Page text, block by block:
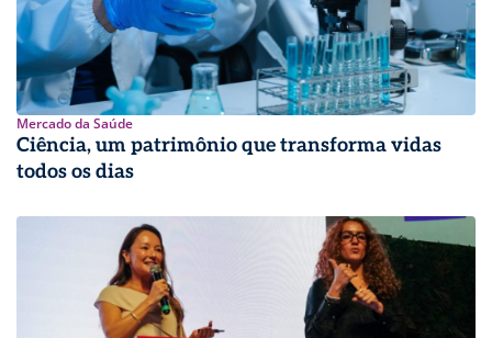
Mercado da Saúde
Ciência, um patrimônio que transforma vidas
todos os dias